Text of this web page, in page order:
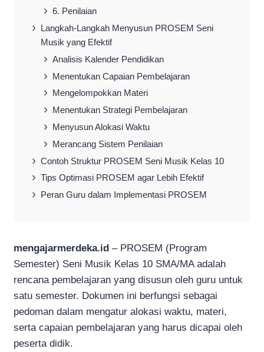
6. Penilaian
Langkah-Langkah Menyusun PROSEM Seni
Musik yang Efektif
Analisis Kalender Pendidikan
Menentukan Capaian Pembelajaran
Mengelompokkan Materi
Menentukan Strategi Pembelajaran
Menyusun Alokasi Waktu
Merancang Sistem Penilaian
Contoh Struktur PROSEM Seni Musik Kelas 10
Tips Optimasi PROSEM agar Lebih Efektif
Peran Guru dalam Implementasi PROSEM
mengajarmerdeka.id – PROSEM (Program
Semester) Seni Musik Kelas 10 SMA/MA adalah
rencana pembelajaran yang disusun oleh guru untuk
satu semester. Dokumen ini berfungsi sebagai
pedoman dalam mengatur alokasi waktu, materi,
serta capaian pembelajaran yang harus dicapai oleh
peserta didik.